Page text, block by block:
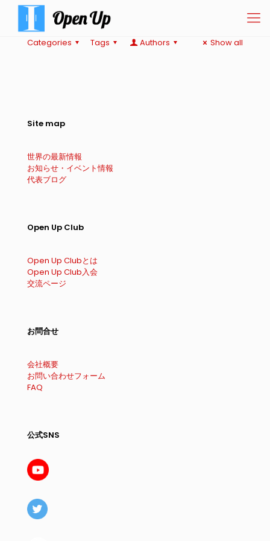
Categories Tags Authors Show all
Site map
世界の最新情報
お知らせ・イベント情報
代表ブログ
Open Up Club
Open Up Clubとは
Open Up Club入会
交流ページ
お問合せ
会社概要
お問い合わせフォーム
FAQ
公式SNS